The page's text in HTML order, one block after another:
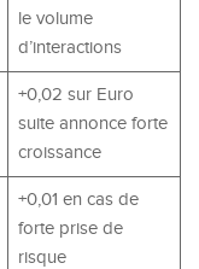
le volume
d’interactions
+0,02 sur Euro
suite annonce forte
croissance
+0,01 en cas de
forte prise de
risque